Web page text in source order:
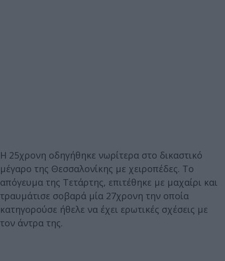
Η 25χρονη οδηγήθηκε νωρίτερα στο δικαστικό
μέγαρο της Θεσσαλονίκης με χειροπέδες. Το
απόγευμα της Τετάρτης, επιτέθηκε με μαχαίρι και
τραυμάτισε σοβαρά μία 27χρονη την οποία
κατηγορούσε ήθελε να έχει ερωτικές σχέσεις με
τον άντρα της.